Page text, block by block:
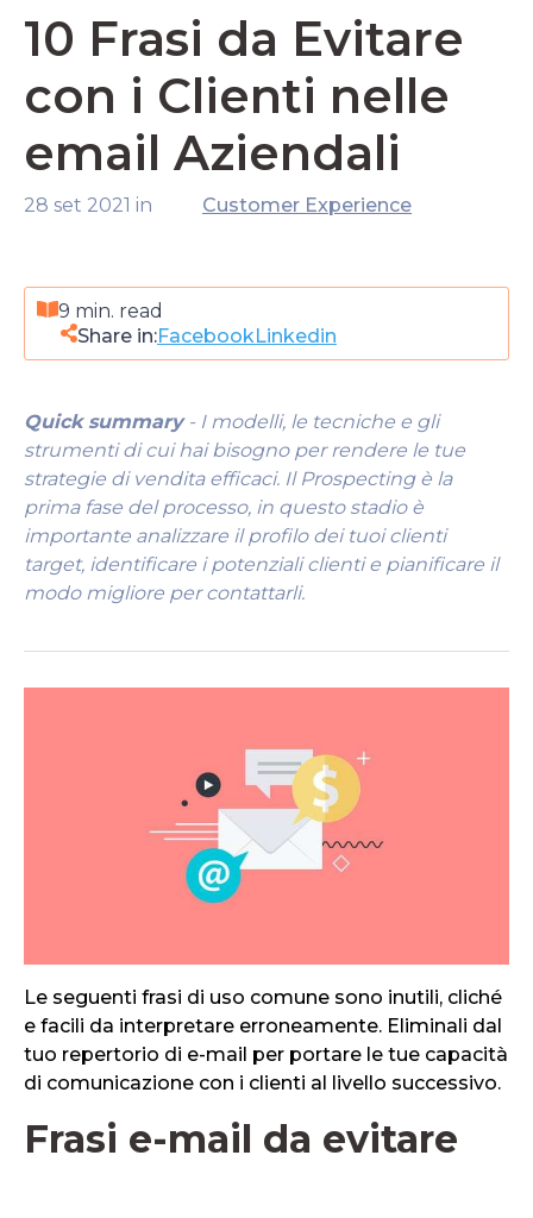
10 Frasi da Evitare
con i Clienti nelle
email Aziendali
28 set 2021 in Customer Experience
9 min. read
Share in:FacebookLinkedin
Quick summary- I modelli, le tecniche e gli
strumenti di cui hai bisogno per rendere le tue
strategie di vendita efficaci. Il Prospecting è la
prima fase del processo, in questo stadio è
importante analizzare il profilo dei tuoi clienti
target, identificare i potenziali clienti e pianificare il
modo migliore per contattarli.
Le seguenti frasi di uso comune sono inutili, cliché
e facili da interpretare erroneamente. Eliminali dal
tuo repertorio di e-mail per portare le tue capacità
di comunicazione con i clienti al livello successivo.
Frasi e-mail da evitare